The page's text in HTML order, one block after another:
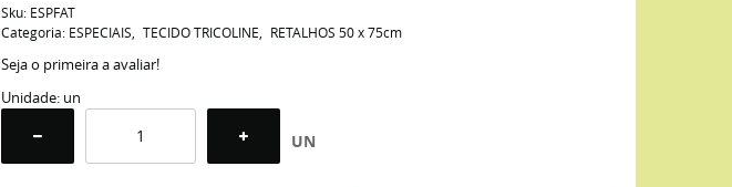
Sku: ESPFAT
Categoria: ESPECIAIS TECIDO TRICOLINE RETALHOS 50 x 75cm
Seja o primeira a avaliar!
Unidade: un
UN